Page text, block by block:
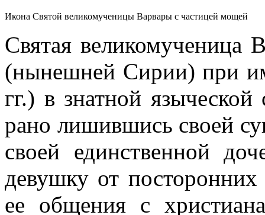
Икона Святой великомученицы Варвары с частицей мощей
Святая великомученица
(нынешней Сирии) при
гг.) в знатной
рано лишившись своей
своей единственной
девушку от
ее общения с